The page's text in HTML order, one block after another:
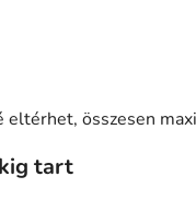
összesen
tart